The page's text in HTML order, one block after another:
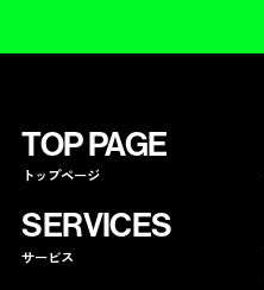
TOP PAGE
トップページ
SERVICES
サービス